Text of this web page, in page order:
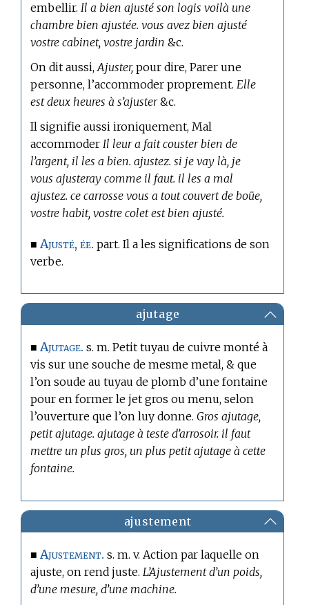
embellir.Il a bien ajusté son logis voilà une
chambre bien ajustée. vous avez bien ajusté
vostre cabinet, vostre jardin &c.
On dit aussi,Ajuster, pour dire, Parer une
personne, l’accommoder proprement.Elle
est deux heures à s’ajuster&c.
Il signifie aussi ironiquement, Mal
accommoder Il leur a fait couster bien de
l’argent, il les a bien. ajustez. si je vay là, je
vous ajusteray comme il faut. il les a mal
ajustez. ce carrosse vous a tout couvert de boüe,
vostre habit, vostre colet est bien ajusté.
■ Ajusté, ée. part. Il a les significations de son
verbe.
ajutage
■Ajutage. s. m. Petit tuyau de cuivre monté à
vis sur une souche de mesme metal, & que
l’on soude au tuyau de plomb d’une fontaine
pour en former le jet gros ou menu, selon
l’ouverture que l’on luy donne.Gros ajutage,
petit ajutage. ajutage à teste d’arrosoir. il faut
mettre un plus gros, un plus petit ajutage à cette
fontaine.
ajustement
■Ajustement. s. m. v. Action par laquelle on
ajuste, on rend juste.L’Ajustement d’un poids,
d’une mesure, d’une machine.